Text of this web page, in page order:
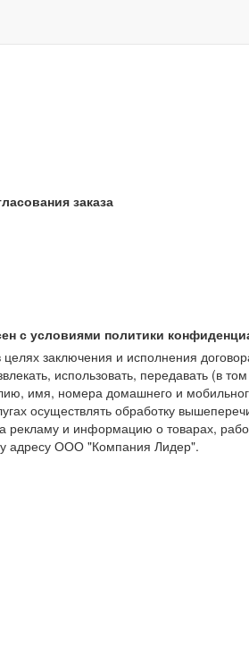
заказа
с условиями политики
заключения и исполнения
использовать, передавать (в
имя, номера домашнего и
осуществлять обработку
и информацию о товарах,
адресу ООО "Компания Лидер".